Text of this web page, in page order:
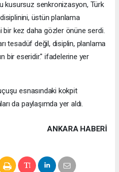
kusursuz senkronizasyon, Türk
üstün planlama
kez daha gözler önüne serdi.
tesadüf değil, disiplin, planlama
bir eseridir." ifadelerine yer
esnasındaki kokpit
da paylaşımda yer aldı.
ANKARA HABERİ